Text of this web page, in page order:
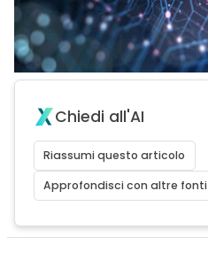
Chiedi all'AI
Riassumi questo articolo
Approfondisci con altre fonti